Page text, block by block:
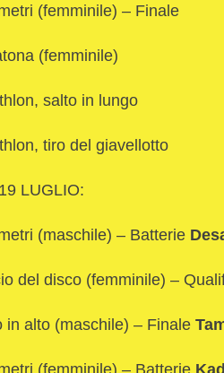
(femminile) – Finale
(femminile)
salto in lungo
tiro del giavellotto
LUGLIO:
(maschile) – Batterie
del disco (femminile) –
in alto (maschile) – Finale